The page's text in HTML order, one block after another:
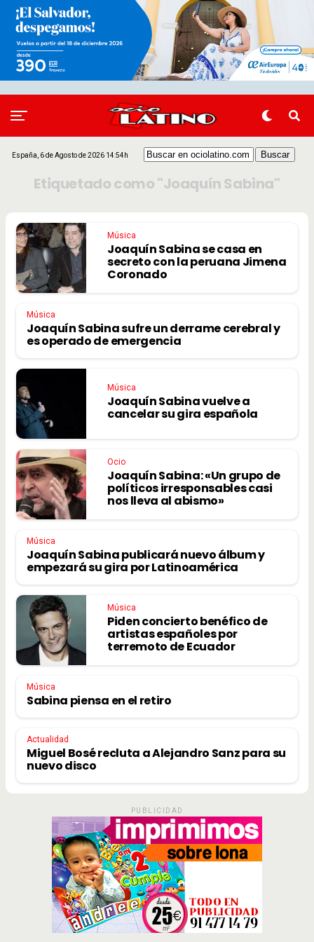
España, 6 de Agosto de 2026 14:54h
Etiquetado como "Joaquín Sabina"
Música
Joaquín Sabina se casa en
secreto con la peruana Jimena
Coronado
Música
Joaquín Sabina sufre un derrame cerebral y
es operado de emergencia
Música
Joaquín Sabina vuelve a
cancelar su gira española
Ocio
Joaquín Sabina: «Un grupo de
políticos irresponsables casi
nos lleva al abismo»
Música
Joaquín Sabina publicará nuevo álbum y
empezará su gira por Latinoamérica
Música
Piden concierto benéfico de
artistas españoles por
terremoto de Ecuador
Música
Sabina piensa en el retiro
Actualidad
Miguel Bosé recluta a Alejandro Sanz para su
nuevo disco
PUBLICIDAD